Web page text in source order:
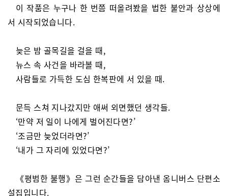
이 작품은 누구나 한 번쯤 떠올려봤을 법한 불안과 상상에
서 시작되었습니다.
늦은 밤 골목길을 걸을 때,
뉴스 속 사건을 바라볼 때,
사람들로 가득한 도심 한복판에 서 있을 때.
문득 스쳐 지나갔지만 애써 외면했던 생각들.
‘만약 저 일이 나에게 벌어진다면?’
‘조금만 늦었더라면?’
‘내가 그 자리에 있었다면?’
《평범한 불행》은 그런 순간들을 담아낸 옴니버스 단편소
설집입니다.